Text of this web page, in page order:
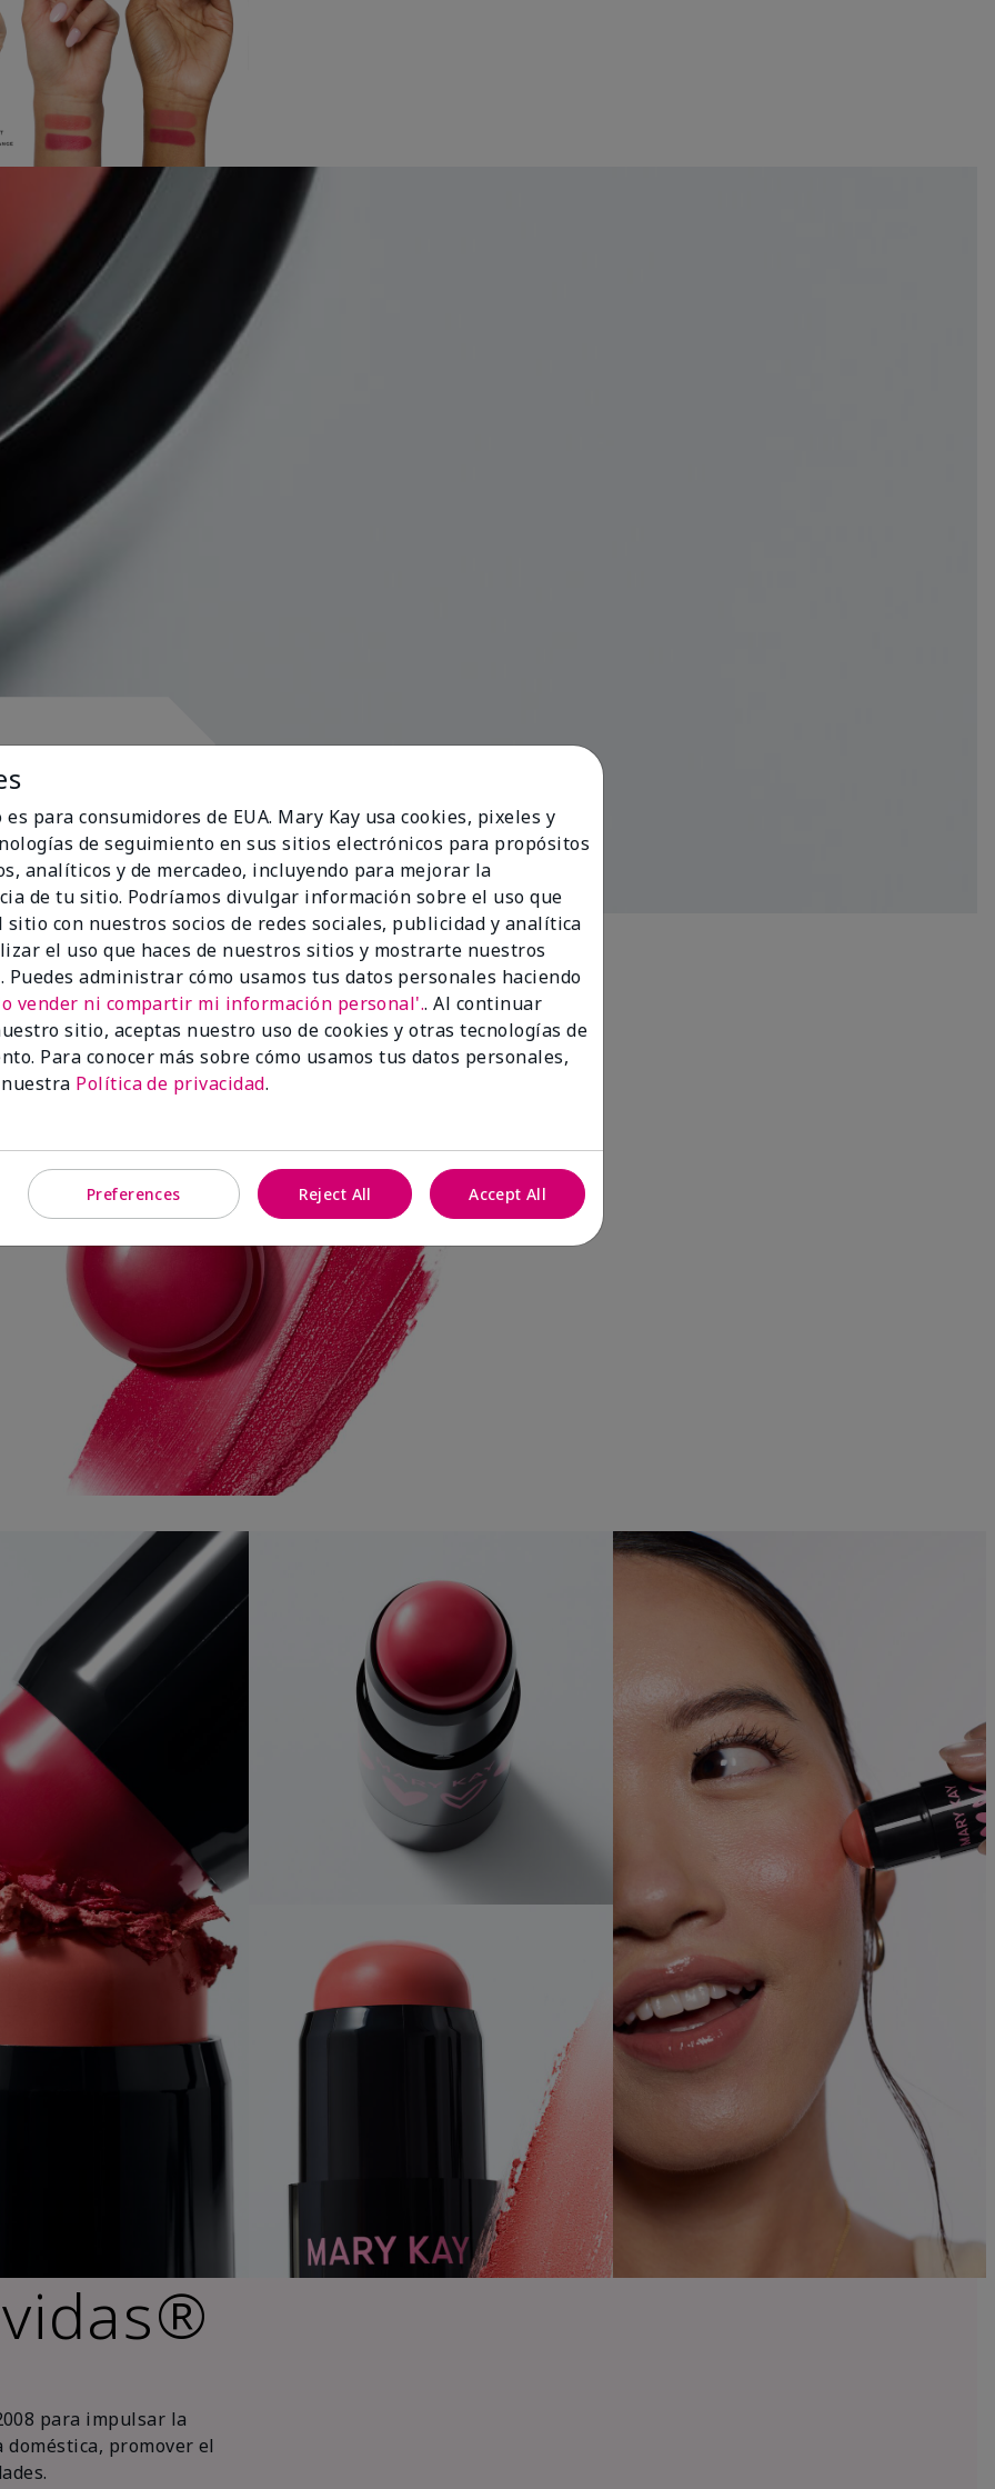
al corazón
Spark Change
para impulsar la
promover el
es para consumidores de EUA. Mary Kay usa cookies, pixeles y
de seguimiento en sus sitios electrónicos para propósitos
analíticos y de mercadeo, incluyendo para mejorar la
de tu sitio. Podríamos divulgar información sobre el uso que
sitio con nuestros socios de redes sociales, publicidad y analítica
el uso que haces de nuestros sitios y mostrarte nuestros
Puedes administrar cómo usamos tus datos personales haciendo
vender ni compartir mi información personal'.. Al continuar
sitio, aceptas nuestro uso de cookies y otras tecnologías de
Para conocer más sobre cómo usamos tus datos personales,
Política de privacidad.
Preferences Reject All Accept All